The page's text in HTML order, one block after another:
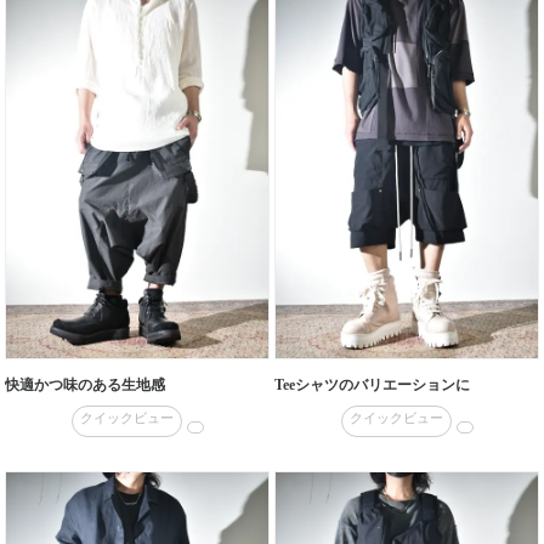
快適かつ味のある生地感
クイックビュー
Teeシャツのバリエーションに
クイックビュー